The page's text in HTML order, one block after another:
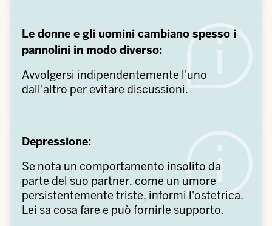
Le donne e gli uomini cambiano spesso i
pannolini in modo diverso:
Avvolgersi indipendentemente l'uno
dall'altro per evitare discussioni.
Depressione:
Se nota un comportamento insolito da
parte del suo partner, come un umore
persistentemente triste, informi l'ostetrica.
Lei sa cosa fare e può fornirle supporto.